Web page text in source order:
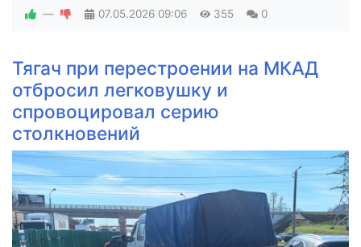
— 07.05.2026 09:06 355 0
Тягач при перестроении на МКАД
отбросил легковушку и
спровоцировал серию
столкновений